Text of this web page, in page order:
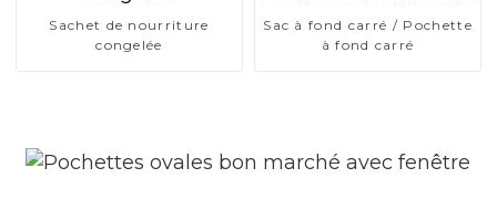
Sachet de nourriture
congelée
Sac à fond carré / Pochette
à fond carré